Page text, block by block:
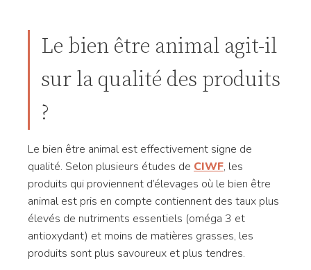
Le bien être animal agit-il
sur la qualité des produits
?
Le bien être animal est effectivement signe de
qualité. Selon plusieurs études de CIWF, les
produits qui proviennent d’élevages où le bien être
animal est pris en compte contiennent des taux plus
élevés de nutriments essentiels (oméga 3 et
antioxydant) et moins de matières grasses, les
produits sont plus savoureux et plus tendres.